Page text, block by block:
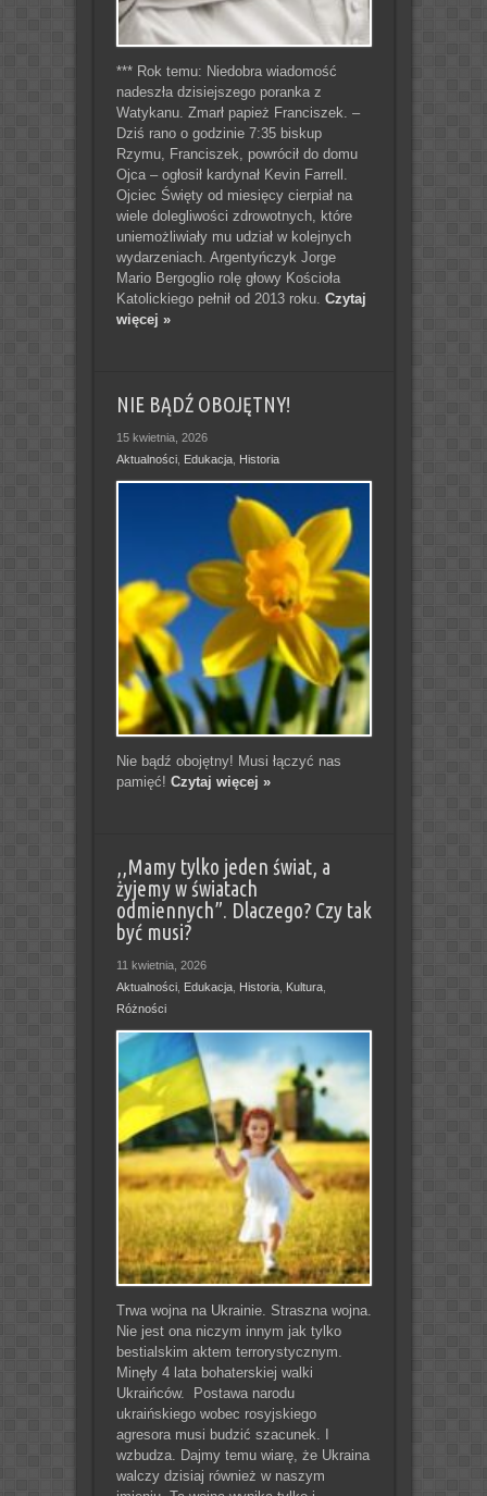
*** Rok temu: Niedobra wiadomość
nadeszła dzisiejszego poranka z
Watykanu. Zmarł papież Franciszek. –
Dziś rano o godzinie 7:35 biskup
Rzymu, Franciszek, powrócił do domu
Ojca – ogłosił kardynał Kevin Farrell.
Ojciec Święty od miesięcy cierpiał na
wiele dolegliwości zdrowotnych, które
uniemożliwiały mu udział w kolejnych
wydarzeniach. Argentyńczyk Jorge
Mario Bergoglio rolę głowy Kościoła
Katolickiego pełnił od 2013 roku. Czytaj
więcej »
NIE BĄDŹ OBOJĘTNY!
15 kwietnia, 2026
Aktualności, Edukacja, Historia
Nie bądź obojętny! Musi łączyć nas
pamięć! Czytaj więcej »
,,Mamy tylko jeden świat, a
żyjemy w światach
odmiennych”. Dlaczego? Czy tak
być musi?
11 kwietnia, 2026
Aktualności, Edukacja, Historia, Kultura,
Różności
Trwa wojna na Ukrainie. Straszna wojna.
Nie jest ona niczym innym jak tylko
bestialskim aktem terrorystycznym.
Minęły 4 lata bohaterskiej walki
Ukraińców. Postawa narodu
ukraińskiego wobec rosyjskiego
agresora musi budzić szacunek. I
wzbudza. Dajmy temu wiarę, że Ukraina
walczy dzisiaj również w naszym